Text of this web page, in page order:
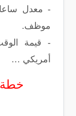
موظف.
أمريكي …